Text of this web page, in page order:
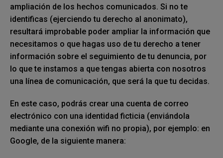
ampliación de los hechos comunicados. Si no te
identificas (ejerciendo tu derecho al anonimato),
resultará improbable poder ampliar la información que
necesitamos o que hagas uso de tu derecho a tener
información sobre el seguimiento de tu denuncia, por
lo que te instamos a que tengas abierta con nosotros
una línea de comunicación, que será la que tu decidas.
En este caso, podrás crear una cuenta de correo
electrónico con una identidad ficticia (enviándola
mediante una conexión wifi no propia), por ejemplo: en
Google, de la siguiente manera: